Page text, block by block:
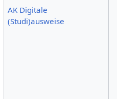
AK Digitale
(Studi)ausweise